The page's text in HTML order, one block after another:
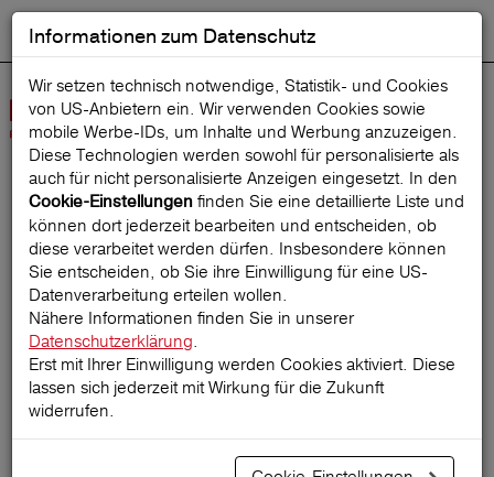
Suche starten
Startseite ReiseMagazin
Reisetipps für New York
City: Den Big Apple
entdecken!
Informationen zum Datenschutz
Wir setzen technisch notwendige, Statistik- und Cookies
von US-Anbietern ein. Wir verwenden Cookies sowie
mobile Werbe‑IDs, um Inhalte und Werbung anzuzeigen.
Diese Technologien werden sowohl für personalisierte als
auch für nicht personalisierte Anzeigen eingesetzt. In den
Cookie-Einstellungen finden Sie eine detaillierte Liste und
können dort jederzeit bearbeiten und entscheiden, ob
diese verarbeitet werden dürfen. Insbesondere können
Sie entscheiden, ob Sie ihre Einwilligung für eine US-
Datenverarbeitung erteilen wollen.
Nähere Informationen finden Sie in unserer
Datenschutzerklärung.
Erst mit Ihrer Einwilligung werden Cookies aktiviert. Diese
lassen sich jederzeit mit Wirkung für die Zukunft
widerrufen.